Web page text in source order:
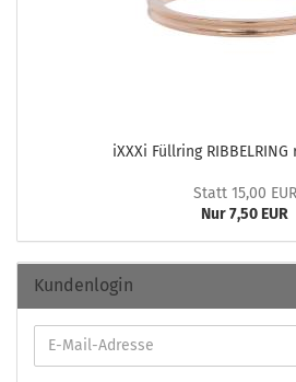
iXXXi Füll­ring
Statt 15,00 EUR
Nur 7,50 EUR
Kundenlogin